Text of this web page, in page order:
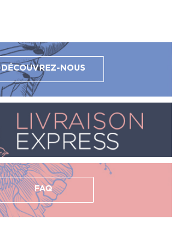
DÉCOUVREZ-NOUS
FAQ